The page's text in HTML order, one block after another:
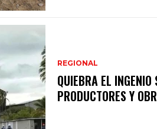
REGIONAL
QUIEBRA EL
PRODUCTORES Y